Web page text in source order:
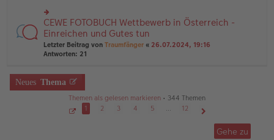
g
e
n
er
B
ei
tr
g
u
n
g
el
es
e
er
B
ei
rs
te
r
u
n
el
es
CEWE FOTOBUCH Wettbewerb in Österreich -
Einreichen und Gutes tun
Letzter Beitrag von Traumfänger « 26.07.2024, 19:16
Antworten: 21
Neues Thema
Themen als gelesen markieren • 344 Themen
1 2 3 4 5 …
12
Gehe zu